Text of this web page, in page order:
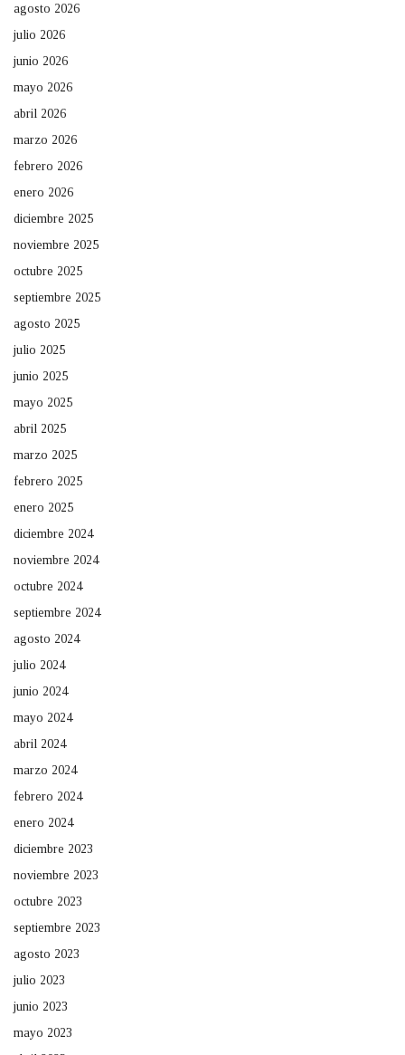
agosto 2026
julio 2026
junio 2026
mayo 2026
abril 2026
marzo 2026
febrero 2026
enero 2026
diciembre 2025
noviembre 2025
octubre 2025
septiembre 2025
agosto 2025
julio 2025
junio 2025
mayo 2025
abril 2025
marzo 2025
febrero 2025
enero 2025
diciembre 2024
noviembre 2024
octubre 2024
septiembre 2024
agosto 2024
julio 2024
junio 2024
mayo 2024
abril 2024
marzo 2024
febrero 2024
enero 2024
diciembre 2023
noviembre 2023
octubre 2023
septiembre 2023
agosto 2023
julio 2023
junio 2023
mayo 2023